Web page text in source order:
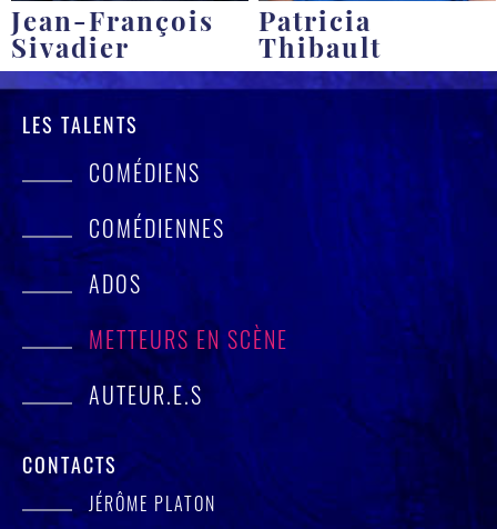
Jean-François
Sivadier
Patricia
Thibault
LES TALENTS
COMÉDIENS
COMÉDIENNES
ADOS
METTEURS EN SCÈNE
AUTEUR.E.S
CONTACTS
JÉRÔME PLATON